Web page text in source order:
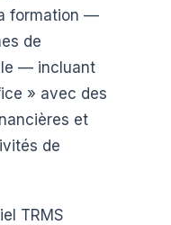
formation —
de
— incluant
» avec des
et
de
TRMS